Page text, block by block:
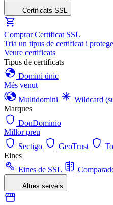
Certificats SSL
Comprar Certificat SSL
Tria un tipus de certificat i
Veure certificats
Tipus de certificats
Domini únic
Més venut
Multidomini
Wildcard
Marques
DonDominio
Millor preu
Sectigo
GeoTrust
Eines
Eines de SSL
Altres serveis